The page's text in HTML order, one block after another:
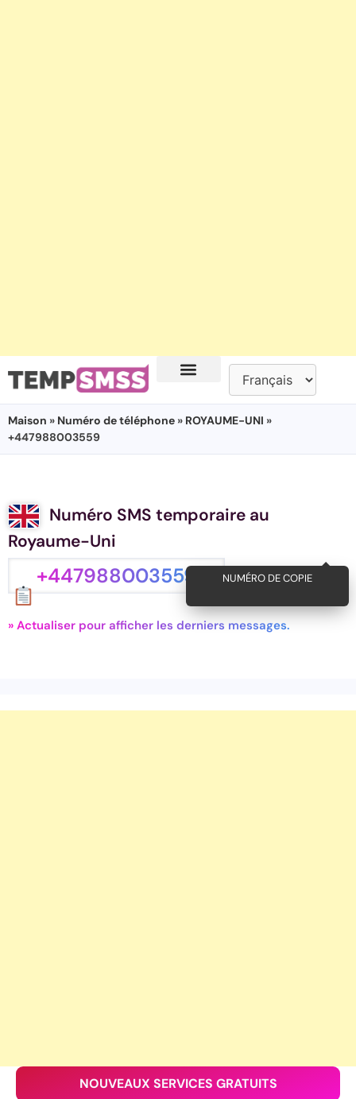
Maison » Numéro de téléphone » ROYAUME-UNI »
+447988003559
Numéro SMS temporaire au
Royaume-Uni
+447988003559 NUMÉRO DE COPIE
» Actualiser pour afficher les derniers messages.
NOUVEAUX SERVICES GRATUITS